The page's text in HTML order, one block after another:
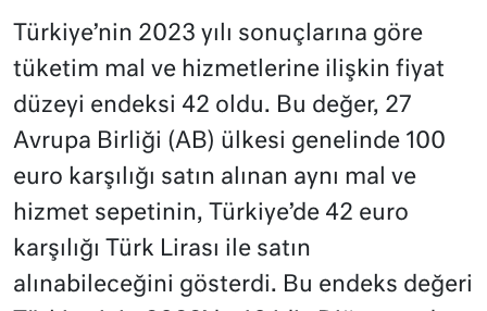
Türkiye’nin 2023 yılı sonuçlarına göre
tüketim mal ve hizmetlerine ilişkin fiyat
düzeyi endeksi 42 oldu. Bu değer, 27
Avrupa Birliği (AB) ülkesi genelinde 100
euro karşılığı satın alınan aynı mal ve
hizmet sepetinin, Türkiye’de 42 euro
karşılığı Türk Lirası ile satın
alınabileceğini gösterdi. Bu endeks değeri